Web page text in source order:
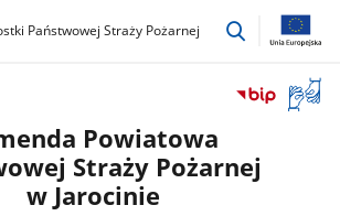
Państwowej Straży Pożarnej
przejdź
okno
Powiatowa
Straży Pożarnej
w Jarocinie